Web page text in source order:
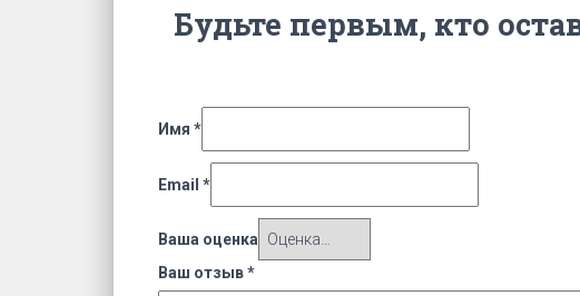
Будьте первым, кто
Имя *
Email *
Ваша оценка
Ваш отзыв*